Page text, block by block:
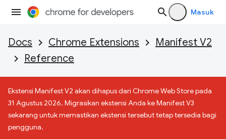
Masuk
Docs Chrome Extensions
Manifest V2
Reference
Ekstensi Manifest V2 akan dihapus dari Chrome Web Store pada
31 Agustus 2026. Migrasikan ekstensi Anda ke Manifest V3
sekarang untuk memastikan ekstensi tersebut tetap tersedia bagi
pengguna.